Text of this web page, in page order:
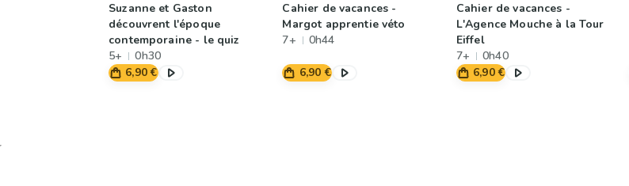
Suzanne et Gaston
découvrent l'époque
contemporaine - le quiz
5+
0h30
6,90 €
Cahier de vacances -
Margot apprentie véto
7+
0h44
6,90 €
Cahier de vacances -
L'Agence Mouche à la Tour
Eiffel
7+
0h40
6,90 €